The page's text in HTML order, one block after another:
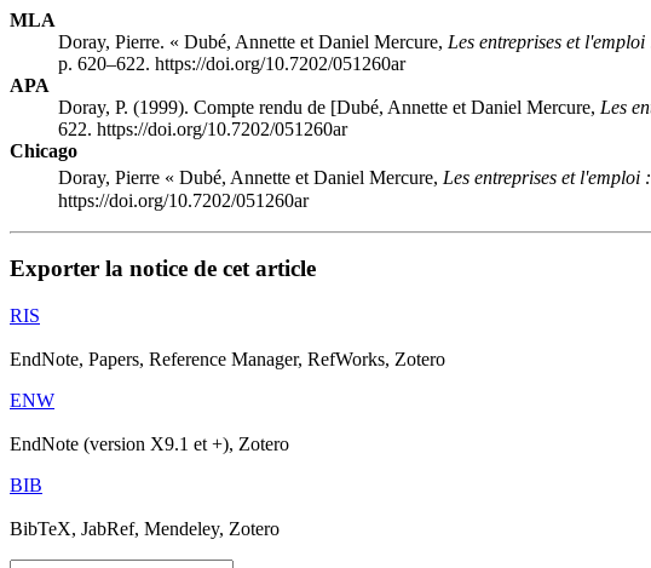
MLA
Doray, Pierre. « Dubé, Annette et Daniel Mercure, Les entreprises et
p. 620–622. https://doi.org/10.7202/051260ar
APA
Doray, P. (1999). Compte rendu de [Dubé, Annette et Daniel Mercure, Les
622. https://doi.org/10.7202/051260ar
Chicago
Doray, Pierre « Dubé, Annette et Daniel Mercure, Les entreprises et
https://doi.org/10.7202/051260ar
Exporter la notice de cet article
RIS
EndNote, Papers, Reference Manager, RefWorks, Zotero
ENW
EndNote (version X9.1 et +), Zotero
BIB
BibTeX, JabRef, Mendeley, Zotero